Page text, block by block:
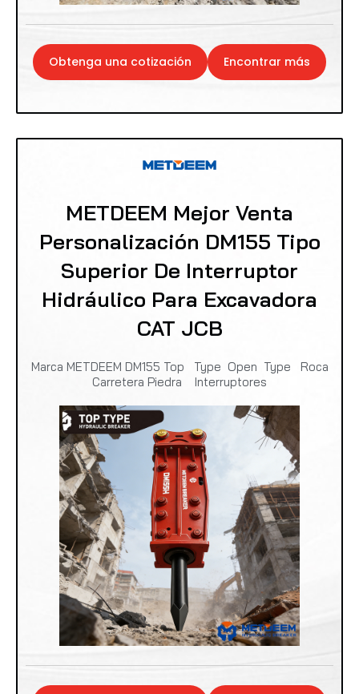
Obtenga una cotización Encontrar más
METDEEM Mejor Venta
Personalización DM155 Tipo
Superior De Interruptor
Hidráulico Para Excavadora
CAT JCB
Marca METDEEM DM155 Top Type Open Type Roca
Carretera Piedra Interruptores